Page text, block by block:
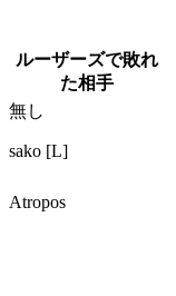
ルーザーズで敗れ
た相手
無し
sako [L]
Atropos